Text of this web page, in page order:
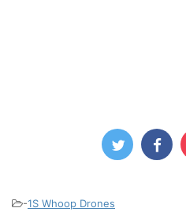
-1S Whoop Drones